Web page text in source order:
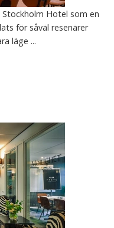
Hotel som en
för såväl resenärer
läge ...